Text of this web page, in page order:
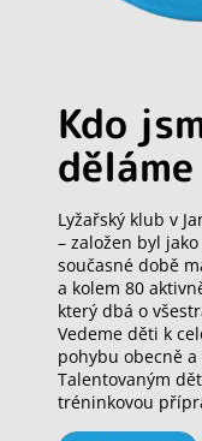
Kdo
děláme
Lyžařský klub v
– založen byl
současné době
a kolem 80
který dbá o
Vedeme děti k
pohybu obecně
Talentovaným
tréninkovou